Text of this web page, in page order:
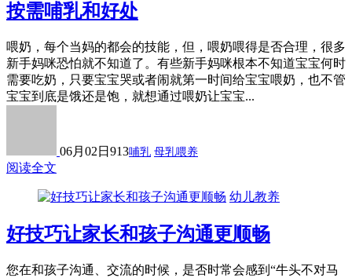
按需哺乳和好处
喂奶，每个当妈的都会的技能，但，喂奶喂得是否合理，很多
新手妈咪恐怕就不知道了。有些新手妈咪根本不知道宝宝何时
需要吃奶，只要宝宝哭或者闹就第一时间给宝宝喂奶，也不管
宝宝到底是饿还是饱，就想通过喂奶让宝宝...
06月02日 913哺乳 母乳喂养
阅读全文
幼儿教养
好技巧让家长和孩子沟通更顺畅
您在和孩子沟通、交流的时候，是否时常会感到“牛头不对马